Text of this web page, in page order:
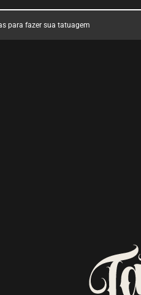
para fazer sua tatuagem